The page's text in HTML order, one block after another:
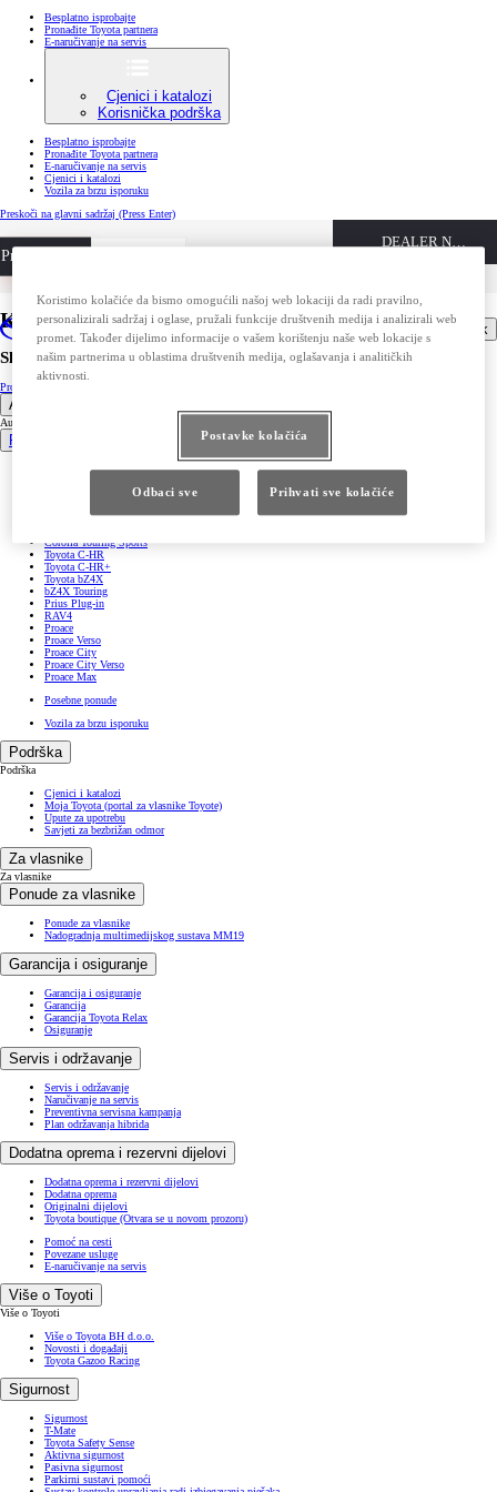
Besplatno isprobajte
Pronađite Toyota partnera
E-naručivanje na servis
Cjenici i katalozi
Korisnička podrška
Besplatno isprobajte
Pronađite Toyota partnera
E-naručivanje na servis
Cjenici i katalozi
Vozila za brzu isporuku
Preskoči na glavni sadržaj (Press Enter)
Privatni kupci
DEALER NAME
Otvori izbornik
Kalkulator troškova punjena
Sljedeći korak
Pronađite Toyota partnera
Automobili
Automobili
Pregled svih modela
Corolla Hatchback
Corolla Touring Sports
Toyota C-HR
Toyota C-HR+
Toyota bZ4X
bZ4X Touring
Prius Plug-in
RAV4
Proace
Proace Verso
Proace City
Proace City Verso
Proace Max
Posebne ponude
Vozila za brzu isporuku
Podrška
Podrška
Cjenici i katalozi
Moja Toyota (portal za vlasnike Toyote)
Upute za upotrebu
Savjeti za bezbrižan odmor
Za vlasnike
Za vlasnike
Ponude za vlasnike
Ponude za vlasnike
Nadogradnja multimedijskog sustava MM19
Garancija i osiguranje
Garancija i osiguranje
Garancija
Garancija Toyota Relax
Osiguranje
Servis i održavanje
Servis i održavanje
Naručivanje na servis
Preventivna servisna kampanja
Plan održavanja hibrida
Dodatna oprema i rezervni dijelovi
Dodatna oprema i rezervni dijelovi
Dodatna oprema
Originalni dijelovi
Toyota boutique (Otvara se u novom prozoru)
Pomoć na cesti
Povezane usluge
E-naručivanje na servis
Više o Toyoti
Više o Toyoti
Više o Toyota BH d.o.o.
Novosti i događaji
Toyota Gazoo Racing
Sigurnost
Sigurnost
T-Mate
Toyota Safety Sense
Aktivna sigurnost
Pasivna sigurnost
Parkirni sustavi pomoći
Koristimo kolačiće da bismo omogućili našoj web lokaciji da radi pravilno,
personalizirali sadržaj i oglase, pružali funkcije društvenih medija i analizirali web
promet. Također dijelimo informacije o vašem korištenju naše web lokacije s
našim partnerima u oblastima društvenih medija, oglašavanja i analitičkih
aktivnosti.
Postavke kolačića
Odbaci sve Prihvati sve kolačiće